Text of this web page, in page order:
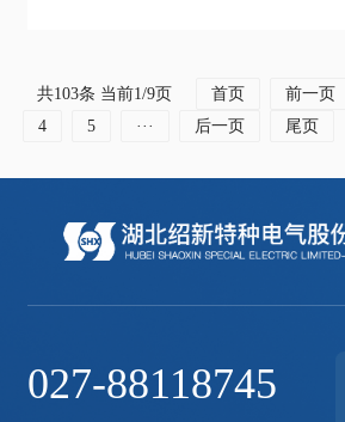
共103条 当前1/9页 首页 前一页
4
5 ··· 后一页 尾页
027-88118745